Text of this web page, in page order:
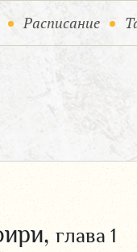
(current)
Расписание
глава 1